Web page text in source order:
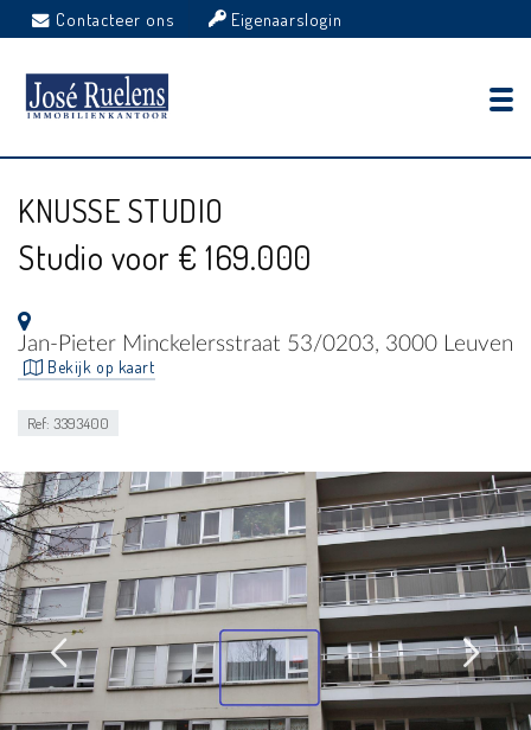
Contacteer ons Eigenaarslogin
KNUSSE STUDIO
Studio voor € 169.000
Jan-Pieter Minckelersstraat 53/0203, 3000 Leuven
Bekijk op kaart
Ref: 3393400